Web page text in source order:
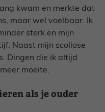
kwam en merkte dat
maar wel voelbaar. Ik
sterk en mijn
Naast mijn scoliose
Dingen die ik altijd
moeite.
als je ouder